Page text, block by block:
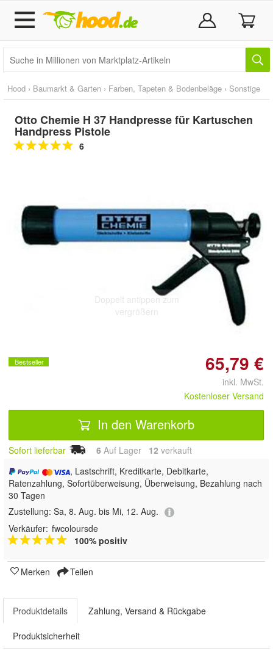
Hood › Baumarkt & Garten › Farben, Tapeten & Bodenbeläge › Sonstige
Otto Chemie H 37 Handpresse für Kartuschen
Handpress Pistole
6
Doppelt antippen zum
vergrößern
Bestseller 65,79 €
inkl. MwSt.
Kostenloser Versand
In den Warenkorb
Sofort lieferbar 6 Auf Lager 12 verkauft
, Lastschrift, Kreditkarte, Debitkarte,
Ratenzahlung, Sofortüberweisung, Überweisung, Bezahlung nach
30 Tagen
Zustellung: Sa, 8. Aug. bis Mi, 12. Aug.
Verkäufer: fwcoloursde
100% positiv
Merken Teilen
Produktdetails Zahlung, Versand & Rückgabe
Produktsicherheit